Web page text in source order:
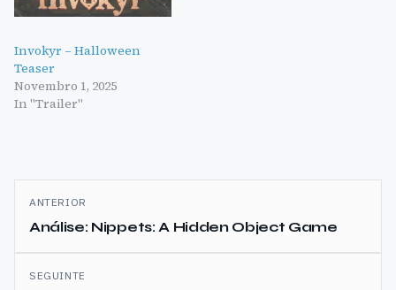
Invokyr – Halloween
Teaser
Novembro 1, 2025
In "Trailer"
Navegação
de
artigos
ANTERIOR
Análise: Nippets: A Hidden Object Game
SEGUINTE